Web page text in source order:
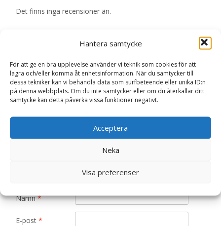
Hantera samtycke
För att ge en bra upplevelse använder vi teknik som cookies för att
lagra och/eller komma åt enhetsinformation. När du samtycker till
dessa tekniker kan vi behandla data som surfbeteende eller unika ID:n
på denna webbplats. Om du inte samtycker eller om du återkallar ditt
samtycke kan detta påverka vissa funktioner negativt.
Acceptera
Neka
Visa preferenser
Det finns inga recensioner än.
baby – WWF (Världsnaturfonden) Nallar &
Gosedjur”
Din e-postadress kommer inte publiceras. Obligatoriska fält
är märkta*
Ditt betyg *
Din recension*
Namn*
E-post *